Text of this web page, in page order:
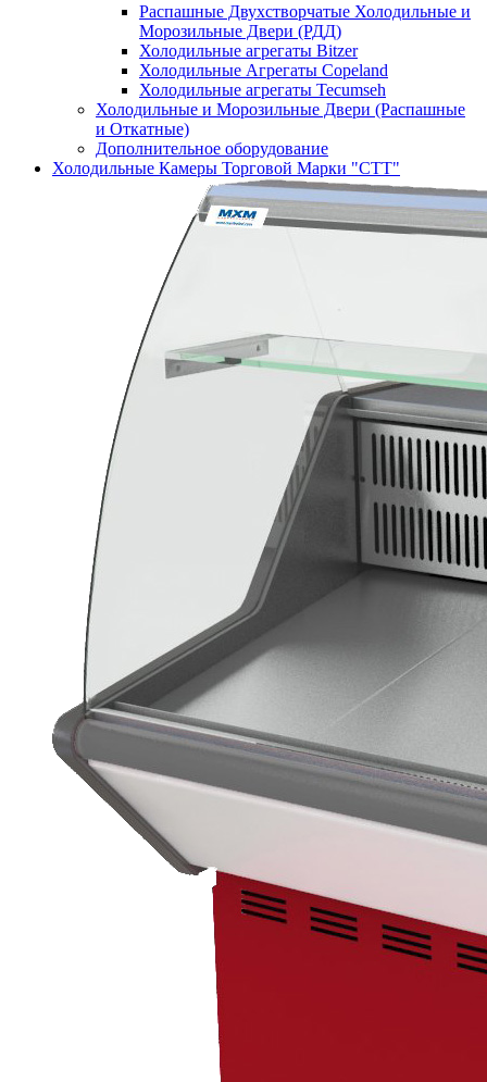
Распашные Двухстворчатые Холодильные и
Морозильные Двери (РДД)
Холодильные агрегаты Bitzer
Холодильные Агрегаты Copeland
Холодильные агрегаты Tecumseh
Холодильные и Морозильные Двери (Распашные
и Откатные)
Дополнительное оборудование
Холодильные Камеры Торговой Марки "СТТ"